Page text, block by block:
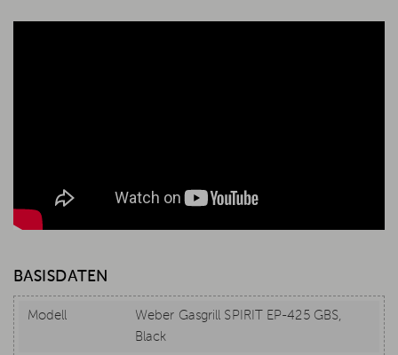
BASISDATEN
Modell
Weber Gasgrill SPIRIT EP-425 GBS,
Black